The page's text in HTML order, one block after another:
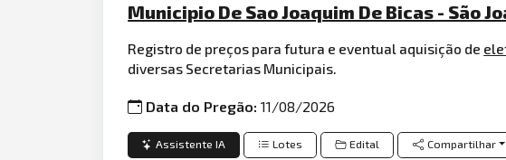
Municipio De Sao Joaquim De Bicas - São
Registro de preços para futura e eventual aquisição de
diversas Secretarias Municipais.
Data do Pregão:11/08/2026
Assistente IA Lotes Edital Compartilhar